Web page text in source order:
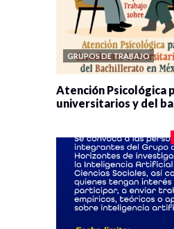
GRUPOS DE TRABAJO
Atención Psicológica
universitarios y del